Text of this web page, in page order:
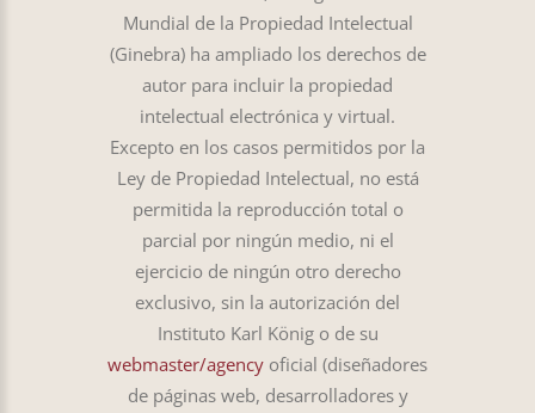
Mundial de la Propiedad Intelectual
(Ginebra) ha ampliado los derechos de
autor para incluir la propiedad
intelectual electrónica y virtual.
Excepto en los casos permitidos por la
Ley de Propiedad Intelectual, no está
permitida la reproducción total o
parcial por ningún medio, ni el
ejercicio de ningún otro derecho
exclusivo, sin la autorización del
Instituto Karl König o de su
webmaster/agency oficial (diseñadores
de páginas web, desarrolladores y